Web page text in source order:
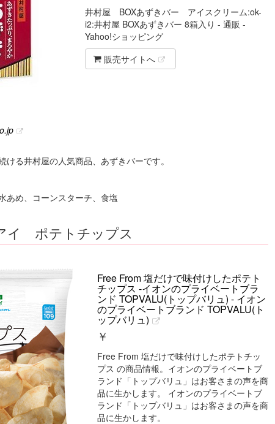
井村屋 BOXあずきバー アイスクリーム:ok-
i2:井村屋 BOXあずきバー 8箱入り - 通販 -
Yahoo!ショッピング
販売サイトへ
る井村屋の人気商品、あずきバーです。
あめ、コーンスターチ、食塩
イ ポテトチップス
Free From 塩だけで味付けしたポテト
チップス -イオンのプライベートブラ
ンド TOPVALU(トップバリュ) - イオン
のプライベートブランド TOPVALU(ト
ップバリュ)
￥
Free From 塩だけで味付けしたポテトチッ
プス の商品情報。イオンのプライベートブ
ランド「トップバリュ」はお客さまの声を商
品に生かします。 イオンのプライベートブ
ランド「トップバリュ」はお客さまの声を商
品に生かします。